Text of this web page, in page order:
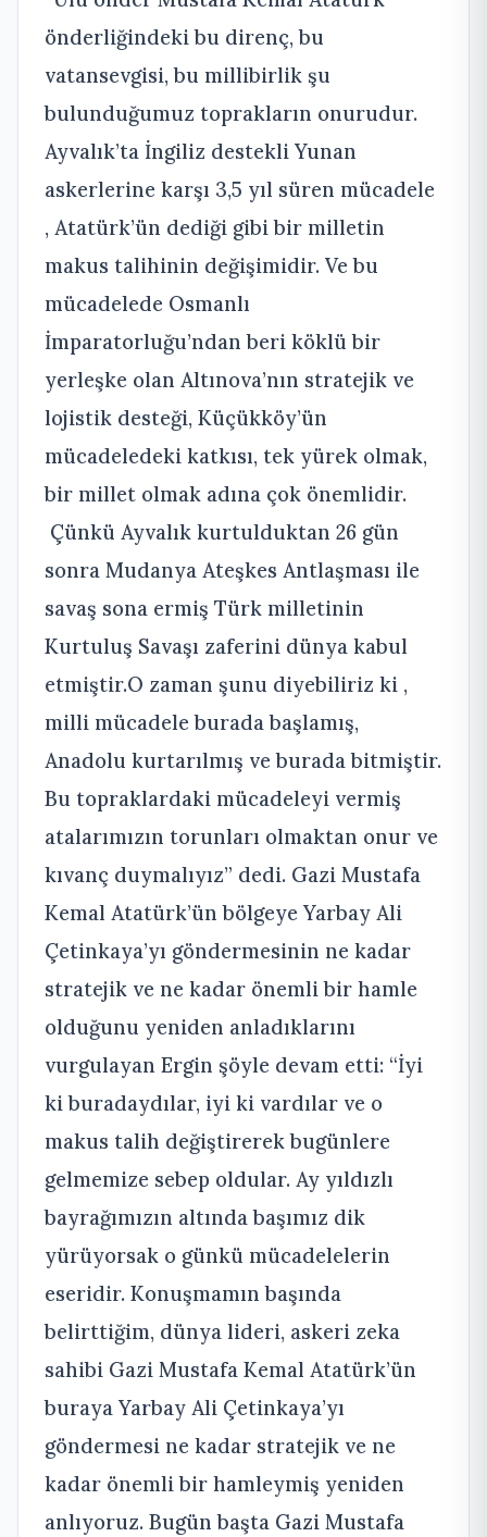
önderliğindeki bu direnç, bu
vatansevgisi, bu millibirlik şu
bulunduğumuz toprakların onurudur.
Ayvalık’ta İngiliz destekli Yunan
askerlerine karşı 3,5 yıl süren mücadele
, Atatürk’ün dediği gibi bir milletin
makus talihinin değişimidir. Ve bu
mücadelede Osmanlı
İmparatorluğu’ndan beri köklü bir
yerleşke olan Altınova’nın stratejik ve
lojistik desteği, Küçükköy’ün
mücadeledeki katkısı, tek yürek olmak,
bir millet olmak adına çok önemlidir.
Çünkü Ayvalık kurtulduktan 26 gün
sonra Mudanya Ateşkes Antlaşması ile
savaş sona ermiş Türk milletinin
Kurtuluş Savaşı zaferini dünya kabul
etmiştir.O zaman şunu diyebiliriz ki ,
milli mücadele burada başlamış,
Anadolu kurtarılmış ve burada bitmiştir.
Bu topraklardaki mücadeleyi vermiş
atalarımızın torunları olmaktan onur ve
kıvanç duymalıyız” dedi. Gazi Mustafa
Kemal Atatürk’ün bölgeye Yarbay Ali
Çetinkaya’yı göndermesinin ne kadar
stratejik ve ne kadar önemli bir hamle
olduğunu yeniden anladıklarını
vurgulayan Ergin şöyle devam etti: “İyi
ki buradaydılar, iyi ki vardılar ve o
makus talih değiştirerek bugünlere
gelmemize sebep oldular. Ay yıldızlı
bayrağımızın altında başımız dik
yürüyorsak o günkü mücadelelerin
eseridir. Konuşmamın başında
belirttiğim, dünya lideri, askeri zeka
sahibi Gazi Mustafa Kemal Atatürk’ün
buraya Yarbay Ali Çetinkaya’yı
göndermesi ne kadar stratejik ve ne
kadar önemli bir hamleymiş yeniden
anlıyoruz. Bugün başta Gazi Mustafa